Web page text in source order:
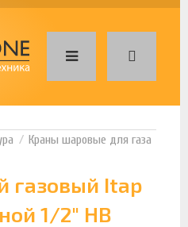
Краны шаровые для газа
газовый Itap
1/2" НВ